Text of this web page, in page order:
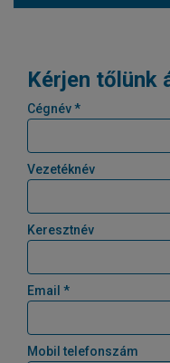
Kérjen tőlünk
Cégnév *
Vezetéknév
Keresztnév
Email *
Mobil telefonszám